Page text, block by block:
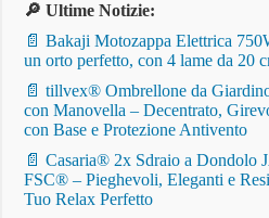
🔎 Ultime Notizie:
📄 Bakaji Motozappa Elettrica
un orto perfetto, con 4 lame da 20
📄 tillvex® Ombrellone da
con Manovella – Decentrato,
con Base e Protezione Antivento
📄 Casaria® 2x Sdraio a Dondolo
FSC® – Pieghevoli, Eleganti e
Tuo Relax Perfetto